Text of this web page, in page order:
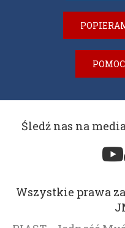
Śledź nas na
Wszystkie prawa